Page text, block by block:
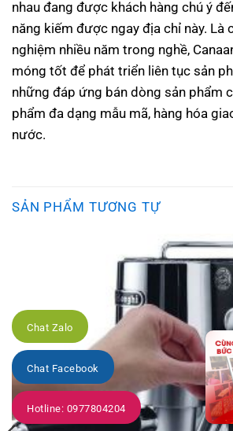
Chat Zalo
Chat Facebook
Hotline: 0977804204
nhau đang được khách hàng chú ý
năng kiếm được ngay địa chỉ này. Là
nghiệm nhiều năm trong nghề,
móng tốt để phát triển liên tục sản
những đáp ứng bán dòng sản phẩm
phẩm đa dạng mẫu mã, hàng hóa
nước.
SẢN PHẨM TƯƠNG TỰ